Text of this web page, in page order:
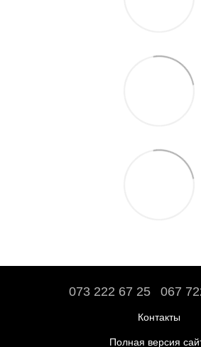
073 222 67 25 067
Контакты
Полная версия